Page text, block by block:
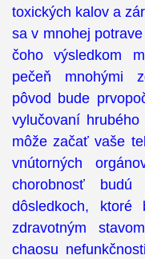
toxických kalov a
sa v mnohej
čoho výsledkom
pečeň mnohými
pôvod bude
vylučovaní
môže začať vaše
vnútorných
chorobnosť
dôsledkoch, ktoré
zdravotným
chaosu